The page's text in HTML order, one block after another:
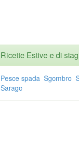
Ricette Estive e di
Pesce spada Sgombro
Sarago